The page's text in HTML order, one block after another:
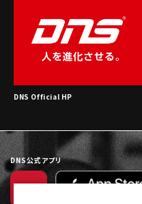
DNS Official HP
DNS公式アプリ